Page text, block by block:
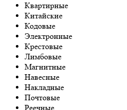
Квартирные
Китайские
Кодовые
Электронные
Крестовые
Лимбовые
Магнитные
Навесные
Накладные
Почтовые
Реечные